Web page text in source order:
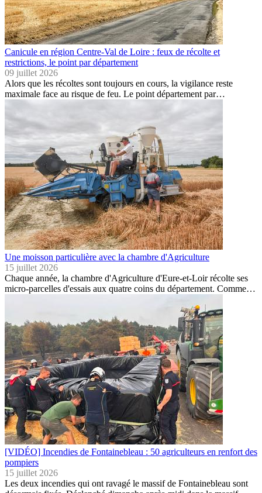
Canicule en région Centre-Val de Loire : feux de récolte et
restrictions, le point par département
09 juillet 2026
Alors que les récoltes sont toujours en cours, la vigilance reste
maximale face au risque de feu. Le point département par…
Une moisson particulière avec la chambre d'Agriculture
15 juillet 2026
Chaque année, la chambre d'Agriculture d'Eure-et-Loir récolte ses
micro-parcelles d'essais aux quatre coins du département. Comme…
[VIDÉO] Incendies de Fontainebleau : 50 agriculteurs en renfort des
pompiers
15 juillet 2026
Les deux incendies qui ont ravagé le massif de Fontainebleau sont